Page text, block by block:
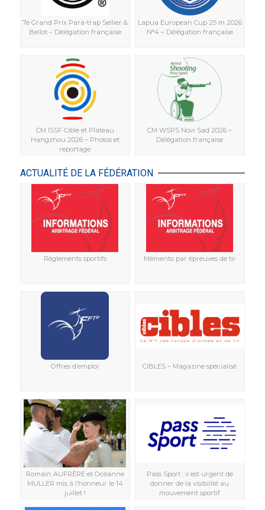
7e Grand Prix Para-trap Sellier &
Bellot – Délégation française
Lapua European Cup 25 m 2026
N°4 – Délégation française
CM ISSF Cible et Plateau
Hangzhou 2026 – Photos et
reportage
CM WSPS Novi Sad 2026 –
Délégation française
ACTUALITÉ DE LA FÉDÉRATION
Règlements sportifs Mémento par épreuves de tir
Offres d’emploi CIBLES – Magazine spécialisé
Romain AUFRÈRE et Océanne
MULLER mis à l’honneur le 14
juillet !
Pass Sport : il est urgent de
donner de la visibilité au
mouvement sportif